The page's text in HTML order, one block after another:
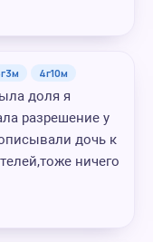
4г10м
доля я
разрешение у
дочь к
ничего